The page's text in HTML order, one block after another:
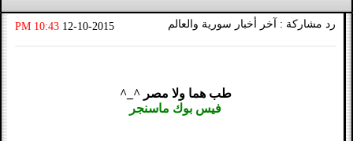
رد مشاركة : آخر أخبار سورية والعالم 12-10-2015
10:43 PM
طب هما ولا مصر ^_^
فيس بوك ماسنجر